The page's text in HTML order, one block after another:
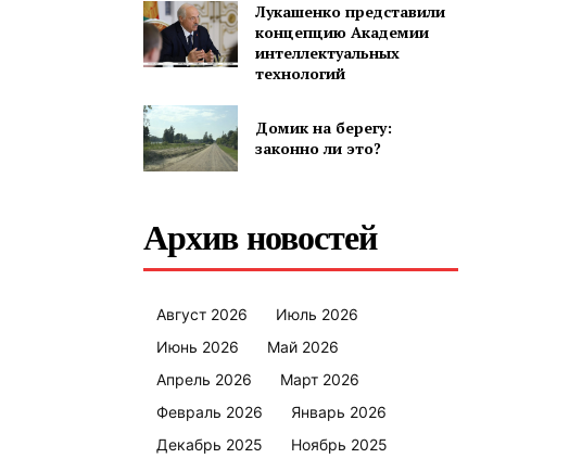
Лукашенко представили
концепцию Академии
интеллектуальных
технологий
Домик на берегу:
законно ли это?
Архив новостей
Август 2026
Июль 2026
Июнь 2026
Май 2026
Апрель 2026
Март 2026
Февраль 2026
Январь 2026
Декабрь 2025
Ноябрь 2025